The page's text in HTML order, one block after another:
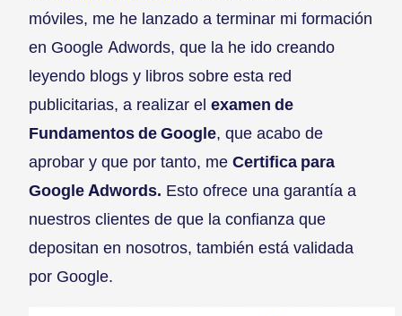
móviles, me he lanzado a terminar mi formación
en Google Adwords, que la he ido creando
leyendo blogs y libros sobre esta red
publicitarias, a realizar el examen de
Fundamentos de Google, que acabo de
aprobar y que por tanto, me Certifica para
Google Adwords. Esto ofrece una garantía a
nuestros clientes de que la confianza que
depositan en nosotros, también está validada
por Google.